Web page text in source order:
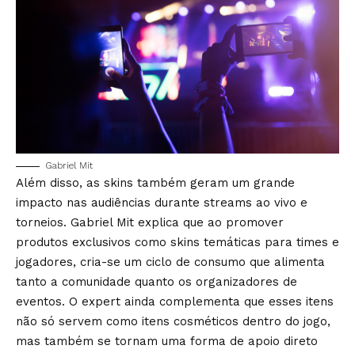
Gabriel Mit
Além disso, as skins também geram um grande
impacto nas audiências durante streams ao vivo e
torneios. Gabriel Mit explica que ao promover
produtos exclusivos como skins temáticas para times e
jogadores, cria-se um ciclo de consumo que alimenta
tanto a comunidade quanto os organizadores de
eventos. O expert ainda complementa que esses itens
não só servem como itens cosméticos dentro do jogo,
mas também se tornam uma forma de apoio direto